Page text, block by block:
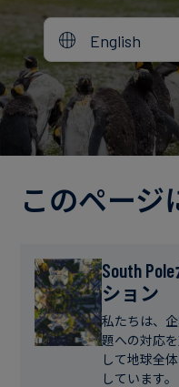
English
このページ
South
ション
私たちは、
題への対応
して地球全
しています。